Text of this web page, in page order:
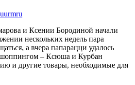
uurmru
и Ксении Бородиной начали
нескольких недель пара
а вчера папарацци удалось
шоппингом – Ксюша и Курбан
и другие товары, необходимые для